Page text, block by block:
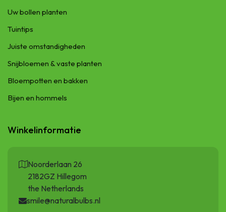
Uw bollen planten
Tuintips
Juiste omstandigheden
Snijbloemen & vaste planten
Bloempotten en bakken
Bijen en hommels
Winkelinformatie
Noorderlaan 26
2182GZ Hillegom
the Netherlands
smile@naturalbulbs.nl